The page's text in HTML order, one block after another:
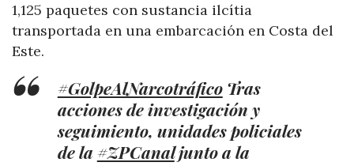
1,125 paquetes con sustancia ilcítia
transportada en una embarcación en Costa del
Este.
#GolpeAlNarcotráficoTras
acciones de investigación y
seguimiento, unidades policiales
de la #ZPCanaljunto a la